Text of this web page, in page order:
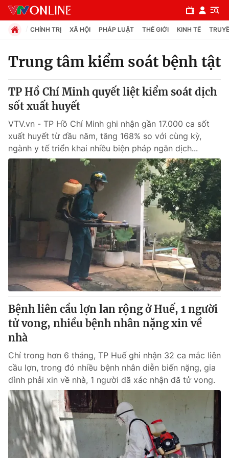
Chuyên mục
Chính trị
Xã hội
Pháp luật
Y tế
Thế giới
Tin tức
Thế giới đó đây
Câu chuyện quốc tế
Thị trường
Góc doanh nghiệp
Dữ liệu và đời sống
Truyền hình
Phim VTV
Hậu trường
Nhân vật
Khán giả
Giải sao mai
Giải trí
Điện ảnh
Âm nhạc
Sao
Đời sống
Du lịch
Làm đẹp
Chất lượng cuộc sống
Giáo dục
Tuyển sinh
Học trực tuyến
Công nghệ
Hitech Công nghệ tương lai
CHÍNH TRỊ XÃ HỘI PHÁP LUẬT THẾ GIỚI KINH TẾ
Trung tâm kiểm soát bệnh tật
TP Hồ Chí Minh quyết liệt kiểm soát dịch
sốt xuất huyết
VTV.vn - TP Hồ Chí Minh ghi nhận gần 17.000 ca sốt
xuất huyết từ đầu năm, tăng 168% so với cùng kỳ,
ngành y tế triển khai nhiều biện pháp ngăn dịch...
Bệnh liên cầu lợn lan rộng ở Huế, 1 người
tử vong, nhiều bệnh nhân nặng xin về
nhà
Chỉ trong hơn 6 tháng, TP Huế ghi nhận 32 ca mắc liên
cầu lợn, trong đó nhiều bệnh nhân diễn biến nặng, gia
đình phải xin về nhà, 1 người đã xác nhận đã tử vong.